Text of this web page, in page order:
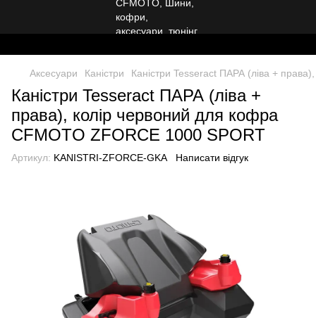
Аксесуари Каністри Каністри Tesseract ПАРА (ліва +
Каністри Tesseract ПАРА (ліва +
права), колір червоний для кофра
CFMOTO ZFORCE 1000 SPORT
Артикул: KANISTRI-ZFORCE-GKA Написати відгук